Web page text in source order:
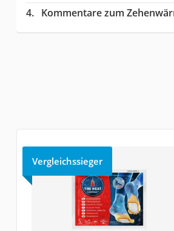
Kommentare zum
Vergleichssieger